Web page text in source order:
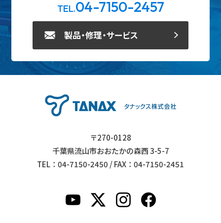
TEL.04-7150-2457
製品・修理・サービス
〒270-0128
千葉県流山市おおたかの森西 3-5-7
TEL：04-7150-2450 / FAX：04-7150-2451